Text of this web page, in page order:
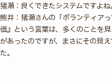
猪瀬：良くできたシステムですよね。
熊井：猪瀬さんの「ボランティア
価』という言葉は、多くのことを
があったのですが、まさにその見
た。